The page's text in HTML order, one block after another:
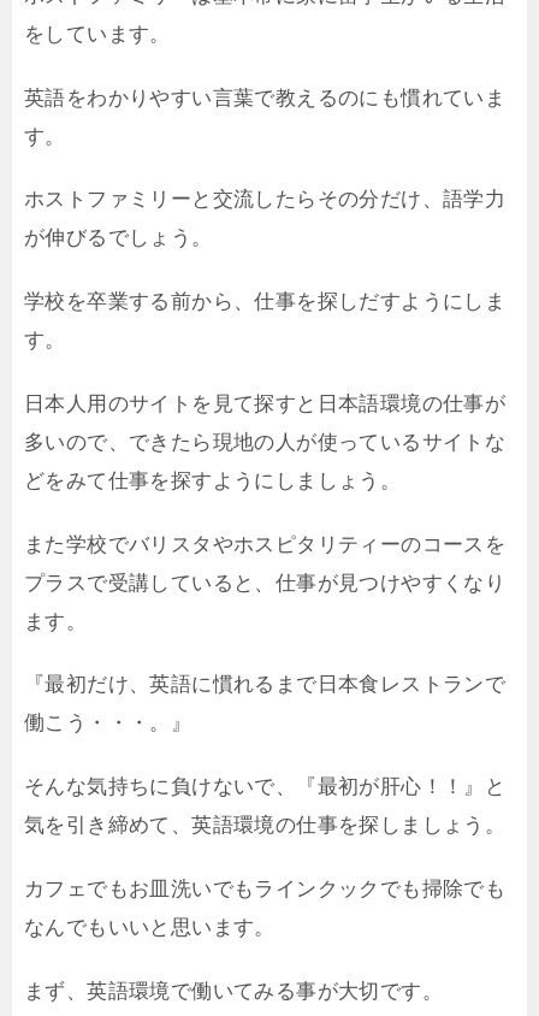
をしています。
英語をわかりやすい言葉で教えるのにも慣れていま
す。
ホストファミリーと交流したらその分だけ、語学力
が伸びるでしょう。
学校を卒業する前から、仕事を探しだすようにしま
す。
日本人用のサイトを見て探すと日本語環境の仕事が
多いので、できたら現地の人が使っているサイトな
どをみて仕事を探すようにしましょう。
また学校でバリスタやホスピタリティーのコースを
プラスで受講していると、仕事が見つけやすくなり
ます。
『最初だけ、英語に慣れるまで日本食レストランで
働こう・・・。』
そんな気持ちに負けないで、『最初が肝心！！』と
気を引き締めて、英語環境の仕事を探しましょう。
カフェでもお皿洗いでもラインクックでも掃除でも
なんでもいいと思います。
まず、英語環境で働いてみる事が大切です。